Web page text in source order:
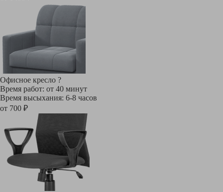
Офисное кресло ?
Время работ: от 40 минут
Время высыхания: 6-8 часов
от 700 ₽